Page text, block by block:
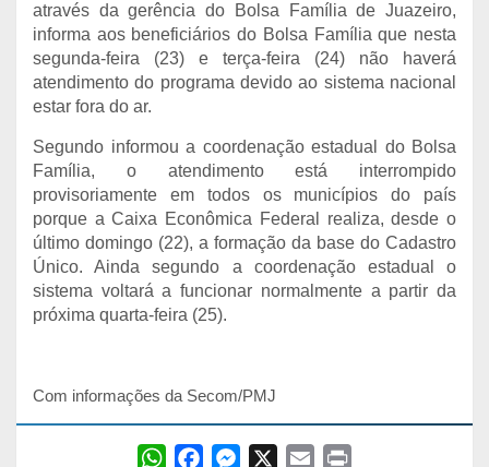
através da gerência do Bolsa Família de Juazeiro,
informa aos beneficiários do Bolsa Família que nesta
segunda-feira (23) e terça-feira (24) não haverá
atendimento do programa devido ao sistema nacional
estar fora do ar.
Segundo informou a coordenação estadual do Bolsa
Família, o atendimento está interrompido
provisoriamente em todos os municípios do país
porque a Caixa Econômica Federal realiza, desde o
último domingo (22), a formação da base do Cadastro
Único. Ainda segundo a coordenação estadual o
sistema voltará a funcionar normalmente a partir da
próxima quarta-feira (25).
Com informações da Secom/PMJ
W